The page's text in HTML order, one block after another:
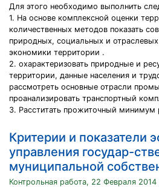
Для этого необходимо выполнить
1. На основе комплексной оценки
количественных методов показать
природных, социальных и
экономики территории .
2. охарактеризовать природные и
территории, данные населения и
рассмотреть основные отрасли
проанализировать транспортный
3. Расститать прожиточный минимум
Критерии и показатели
управления государ-
муниципальной
Контрольная работа, 22 Февраля 2014